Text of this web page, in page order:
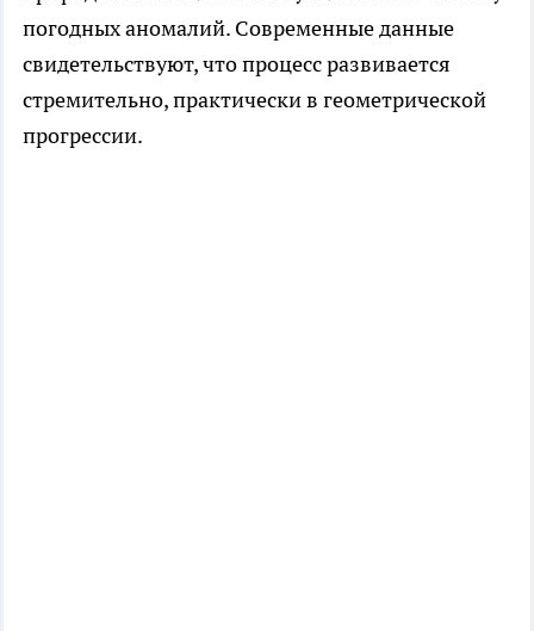
погодных аномалий. Современные данные
свидетельствуют, что процесс развивается
стремительно, практически в геометрической
прогрессии.